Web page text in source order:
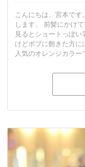
こんにちは。宮本で
します。 前髪にかけ
見るとショートっぽ
けどボブに飽きた方
人気のオレンジカラー